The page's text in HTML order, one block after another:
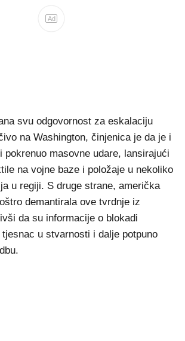
Ad
svu odgovornost za eskalaciju
na Washington, činjenica je da je i
pokrenuo masovne udare, lansirajući
na vojne baze i položaje u nekoliko
u regiji. S druge strane, američka
demantirala ove tvrdnje iz
da su informacije o blokadi
u stvarnosti i dalje potpuno